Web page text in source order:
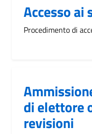
Accesso ai
Procedimento di
di elettore
revisioni